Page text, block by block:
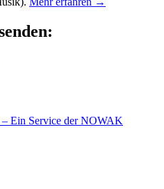
Ein Service der NOWAK